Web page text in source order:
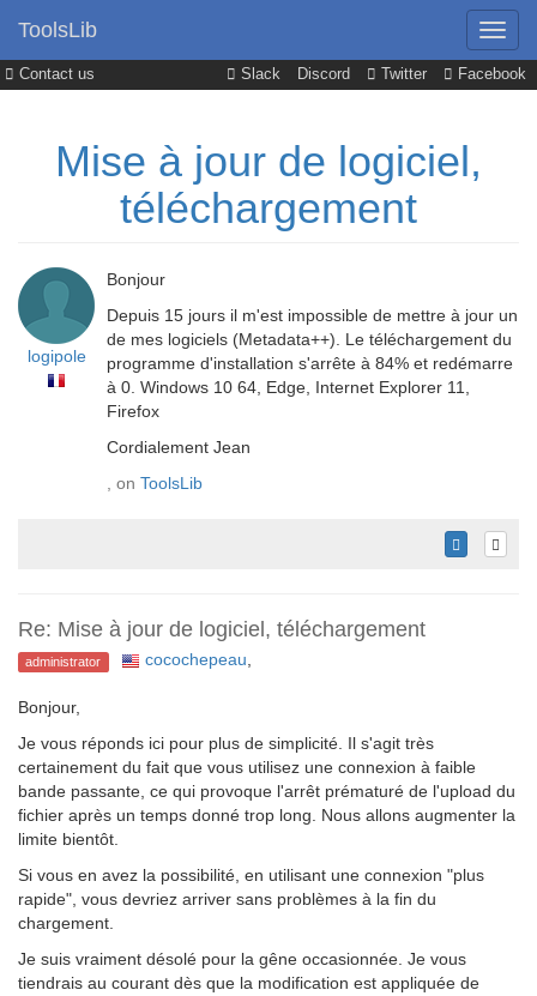
Contact us Slack Discord Twitter Facebook
ToolsLib
Mise à jour de logiciel,
téléchargement
logipole
Bonjour
Depuis 15 jours il m'est impossible de mettre à jour un
de mes logiciels (Metadata++). Le téléchargement du
programme d'installation s'arrête à 84% et redémarre
à 0. Windows 10 64, Edge, Internet Explorer 11,
Firefox
Cordialement Jean
, on ToolsLib
Re: Mise à jour de logiciel, téléchargement
administrator cocochepeau,
Bonjour,
Je vous réponds ici pour plus de simplicité. Il s'agit très
certainement du fait que vous utilisez une connexion à faible
bande passante, ce qui provoque l'arrêt prématuré de l'upload du
fichier après un temps donné trop long. Nous allons augmenter la
limite bientôt.
Si vous en avez la possibilité, en utilisant une connexion "plus
rapide", vous devriez arriver sans problèmes à la fin du
chargement.
Je suis vraiment désolé pour la gêne occasionnée. Je vous
tiendrais au courant dès que la modification est appliquée de